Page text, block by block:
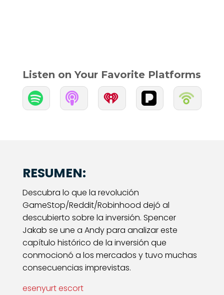
Listen on Your Favorite Platforms
 
RESUMEN:
Descubra lo que la revolución
GameStop/Reddit/Robinhood dejó al
descubierto sobre la inversión. Spencer
Jakab se une a Andy para analizar este
capítulo histórico de la inversión que
conmocionó a los mercados y tuvo muchas
consecuencias imprevistas.
esenyurt escort